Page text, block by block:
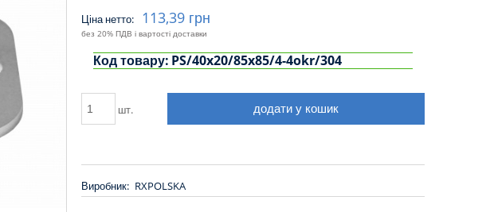
Ціна нетто: 113,39 грн
без 20% ПДВ і вартості доставки
Код товару: PS/40x20/85x85/4-4okr/304
шт. додати у кошик
Виробник: RXPOLSKA